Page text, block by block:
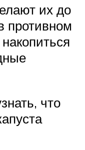
их до
противном
что